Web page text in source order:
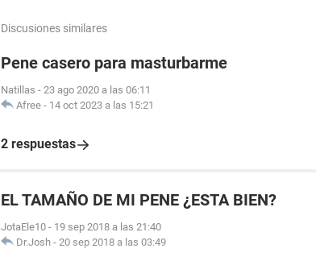
Discusiones similares
Pene casero para masturbarme
Natillas - 23 ago 2020 a las 06:11
Afree - 14 oct 2023 a las 15:21
2 respuestas
EL TAMAÑO DE MI PENE ¿ESTA BIEN?
JotaEle10 - 19 sep 2018 a las 21:40
Dr.Josh - 20 sep 2018 a las 03:49